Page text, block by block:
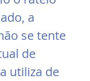
a
se tente
de
utiliza de